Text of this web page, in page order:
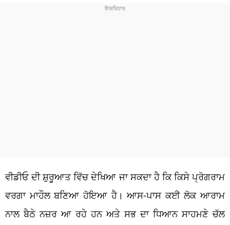
ਵੀਡੀਓ ਦੀ ਸ਼ੁਰੂਆਤ ਵਿੱਚ ਦੇਖਿਆ ਜਾ ਸਕਦਾ ਹੈ ਕਿ ਕਿਸੇ ਪ੍ਰੋਗਰਾਮ
ਵਰਗਾ ਮਾਹੌਲ ਬਣਿਆ ਹੋਇਆ ਹੈ। ਆਸ-ਪਾਸ ਕਈ ਲੋਕ ਆਰਾਮ
ਨਾਲ ਬੈਠੇ ਨਜ਼ਰ ਆ ਰਹੇ ਹਨ ਅਤੇ ਸਭ ਦਾ ਧਿਆਨ ਸਾਹਮਣੇ ਚੱਲ